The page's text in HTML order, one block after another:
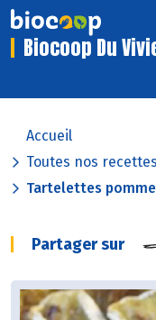
Biocoop Du
Accueil
Toutes nos recettes
Tartelettes
Partager sur